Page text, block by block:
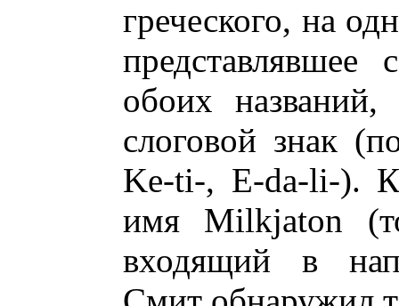
греческого, на
представлявшее
обоих
слоговой знак
Ke-ti-, E-da-li-).
имя Milkjaton
входящий в